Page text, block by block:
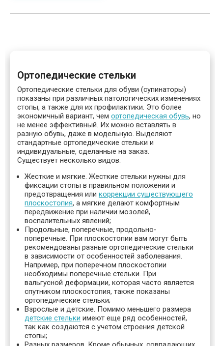
Ортопедические стельки
Ортопедические стельки для обуви (супинаторы)
показаны при различных патологических изменениях
стопы, а также для их профилактики. Это более
экономичный вариант, чем ортопедическая обувь, но
не менее эффективный. Их можно вставлять в
разную обувь, даже в модельную. Выделяют
стандартные ортопедические стельки и
индивидуальные, сделанные на заказ.
Существует несколько видов:
Жесткие и мягкие. Жесткие стельки нужны для
фиксации стопы в правильном положении и
предотвращения или коррекции существующего
плоскостопия, а мягкие делают комфортным
передвижение при наличии мозолей,
воспалительных явлений;
Продольные, поперечные, продольно-
поперечные. При плоскостопии вам могут быть
рекомендованы разные ортопедические стельки
в зависимости от особенностей заболевания.
Например, при поперечном плоскостопии
необходимы поперечные стельки. При
вальгусной деформации, которая часто является
спутником плоскостопия, также показаны
ортопедические стельки;
Взрослые и детские. Помимо меньшего размера
детские стельки имеют еще ряд особенностей,
так как создаются с учетом строения детской
стопы;